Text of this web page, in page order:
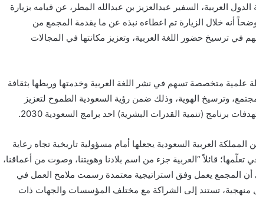
العربية، السفير عبدالعزيز بن عبدالله المطر، عن قيامه بزيارة
أنه خلال الزيارة تم اعطاءه نبذه عن ما يقدمة المجمع من
ترسيخ حضور اللغة العربية، وتعزيز مكانتها في المجالات
علمية متخصصة تسهم في نشر اللغة العربية وخدمتها وربطها بثقافة
وترسيخ الهوية، وذلك ضمن رؤية السعودية الطموح لتعزيز
برنامج (تنمية القدرات البشرية) احد برامج السعودية 2030.
العربية السعودية يجعلها أمام مسؤولية تاريخية تجاه رعاية
قائلاً “العربية جزء من اسم بلادنا وهويتنا، وصوت من أعماقنا،
أن المجمع يعمل وفق استراتيجية معتمدة رسمت ملامح العمل في
تستند إلى الشراكة مع مختلف المؤسسات والجهات ذات